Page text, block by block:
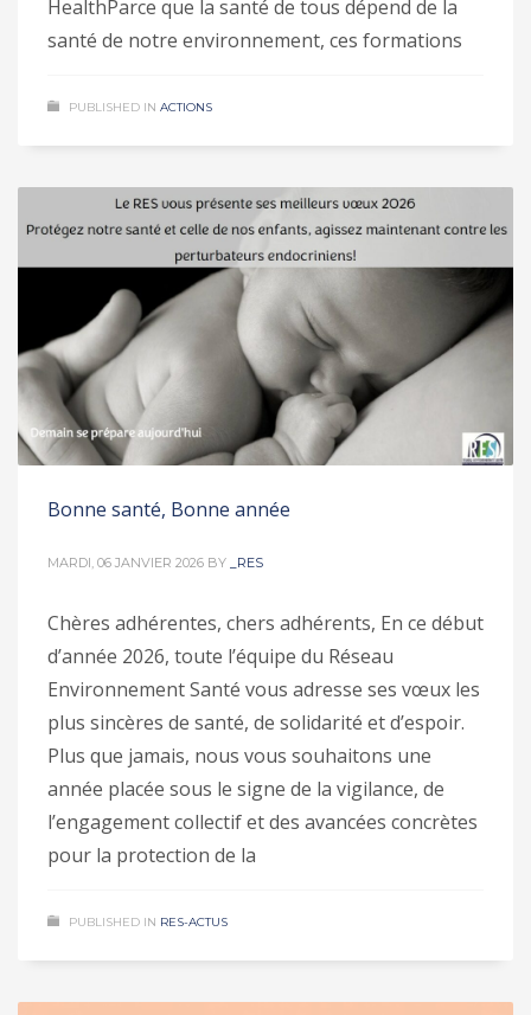
HealthParce que la santé de tous dépend de la
santé de notre environnement, ces formations
PUBLISHED IN ACTIONS
Bonne santé, Bonne année
MARDI, 06 JANVIER 2026 BY _RES
Chères adhérentes, chers adhérents, En ce début
d’année 2026, toute l’équipe du Réseau
Environnement Santé vous adresse ses vœux les
plus sincères de santé, de solidarité et d’espoir.
Plus que jamais, nous vous souhaitons une
année placée sous le signe de la vigilance, de
l’engagement collectif et des avancées concrètes
pour la protection de la
PUBLISHED IN RES-ACTUS